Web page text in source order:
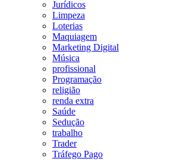
Jurídicos
Limpeza
Loterias
Maquiagem
Marketing Digital
Música
profissional
Programação
religião
renda extra
Saúde
Sedução
trabalho
Trader
Tráfego Pago